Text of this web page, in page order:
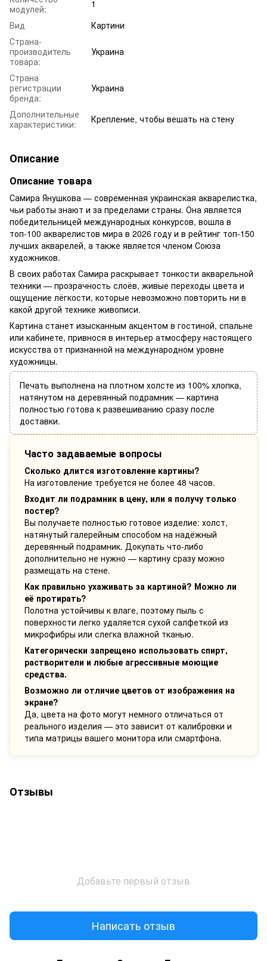
модулей:
1
Вид
Картини
Страна-
производитель
товара:
Украина
Страна
регистрации
бренда:
Украина
Дополнительные
характеристики:
Крепление, чтобы вешать на стену
Описание
Описание товара
Самира Янушкова — современная украинская акварелистка,
чьи работы знают и за пределами страны. Она является
победительницей международных конкурсов, вошла в
топ-100 акварелистов мира в 2026 году и в рейтинг топ-150
лучших акварелей, а также является членом Союза
художников.
В своих работах Самира раскрывает тонкости акварельной
техники — прозрачность слоёв, живые переходы цвета и
ощущение лёгкости, которые невозможно повторить ни в
какой другой технике живописи.
Картина станет изысканным акцентом в гостиной, спальне
или кабинете, привнося в интерьер атмосферу настоящего
искусства от признанной на международном уровне
художницы.
Печать выполнена на плотном холсте из 100% хлопка,
натянутом на деревянный подрамник — картина
полностью готова к развешиванию сразу после
доставки.
Часто задаваемые вопросы
Сколько длится изготовление картины?
На изготовление требуется не более 48 часов.
Входит ли подрамник в цену, или я получу только
постер?
Вы получаете полностью готовое изделие: холст,
натянутый галерейным способом на надёжный
деревянный подрамник. Докупать что-либо
дополнительно не нужно — картину сразу можно
размещать на стене.
Как правильно ухаживать за картиной? Можно ли
её протирать?
Полотна устойчивы к влаге, поэтому пыль с
поверхности легко удаляется сухой салфеткой из
микрофибры или слегка влажной тканью.
Категорически запрещено использовать спирт,
растворители и любые агрессивные моющие
средства.
Возможно ли отличие цветов от изображения на
экране?
Да, цвета на фото могут немного отличаться от
реального изделия — это зависит от калибровки и
типа матрицы вашего монитора или смартфона.
Отзывы
Добавьте первый отзыв
Написать отзыв